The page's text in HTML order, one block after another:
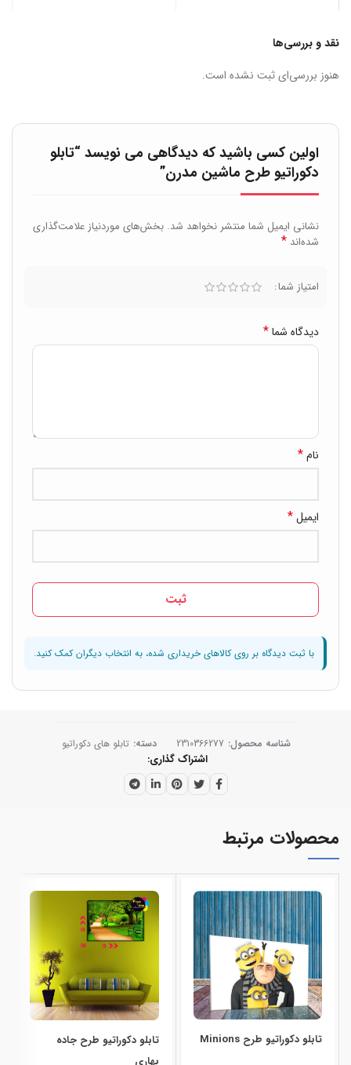
نقد و بررسی‌ها
هنوز بررسی‌ای ثبت نشده است.
اولین کسی باشید که دیدگاهی می نویسد “تابلو
دکوراتیو طرح ماشین مدرن”
نشانی ایمیل شما منتشر نخواهد شد. بخش‌های موردنیاز علامت‌گذاری
شده‌اند *
امتیاز شما
دیدگاه شما*
نام*
ایمیل*
شناسه محصول: 2310366277 دسته: تابلو های دکوراتیو
اشتراک گذاری
محصولات مرتبط
تابلو دکوراتیو طرح Minions
تابلو دکوراتیو طرح جاده
بهاری